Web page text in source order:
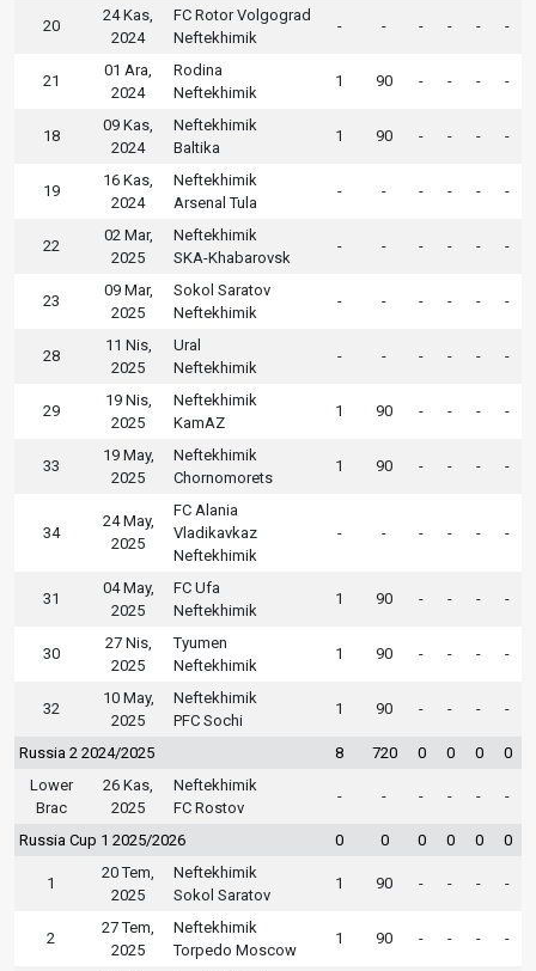
20
24 Kas,
2024
FC Rotor Volgograd
Neftekhimik
- - - - - -
21
01 Ara,
2024
Rodina
Neftekhimik
1 90 - - - -
18
09 Kas,
2024
Neftekhimik
Baltika
1 90 - - - -
19
16 Kas,
2024
Neftekhimik
Arsenal Tula
- - - - - -
22
02 Mar,
2025
Neftekhimik
SKA-Khabarovsk
- - - - - -
23
09 Mar,
2025
Sokol Saratov
Neftekhimik
- - - - - -
28
11 Nis,
2025
Ural
Neftekhimik
- - - - - -
29
19 Nis,
2025
Neftekhimik
KamAZ
1 90 - - - -
33
19 May,
2025
Neftekhimik
Chornomorets
1 90 - - - -
34
24 May,
2025
FC Alania
Vladikavkaz
Neftekhimik
- - - - - -
31
04 May,
2025
FC Ufa
Neftekhimik
1 90 - - - -
30
27 Nis,
2025
Tyumen
Neftekhimik
1 90 - - - -
32
10 May,
2025
Neftekhimik
PFC Sochi
1 90 - - - -
Russia 2 2024/2025 8 720 0 0 0
0
Lower
Brac
26 Kas,
2025
Neftekhimik
FC Rostov
- - - - - -
Russia Cup 1 2025/2026 0 0 0 0 0 0
1
20 Tem,
2025
Neftekhimik
Sokol Saratov
1 90 - - - -
2
27 Tem,
2025
Neftekhimik
Torpedo Moscow
1 90 - - - -